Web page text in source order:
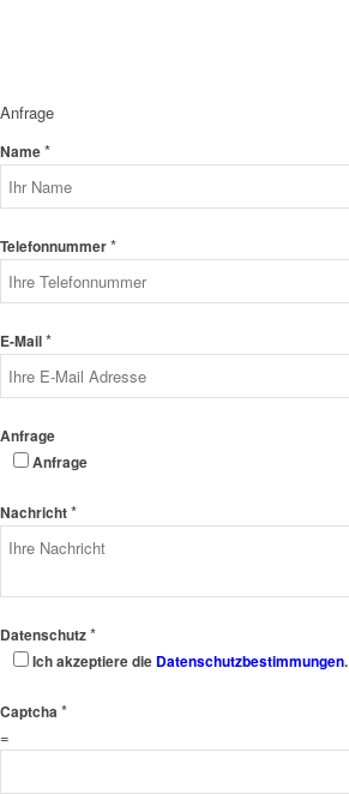
Anfrage
Name*
Telefonnummer*
E-Mail*
Anfrage
Anfrage
Nachricht*
Datenschutz*
Ich akzeptiere die Datenschutzbestimmungen.
Captcha *
=